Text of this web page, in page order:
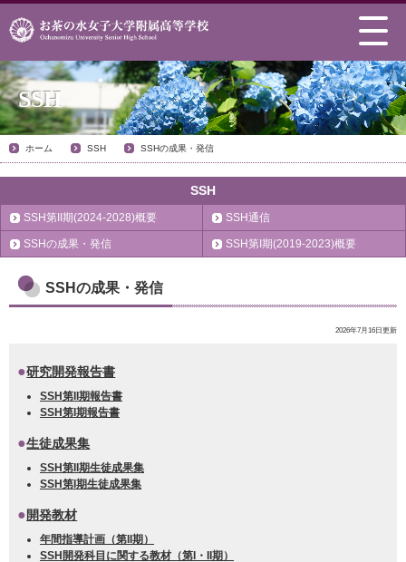
SSH
ホーム SSH SSHの成果・発信
SSH
SSH第II期(2024-2028)概要 SSH通信
SSHの成果・発信 SSH第I期(2019-2023)概要
SSHの成果・発信
2026年7月16日更新
研究開発報告書
SSH第II期報告書
SSH第I期報告書
生徒成果集
SSH第II期生徒成果集
SSH第I期生徒成果集
開発教材
年間指導計画（第II期）
SSH開発科目に関する教材（第I・II期）